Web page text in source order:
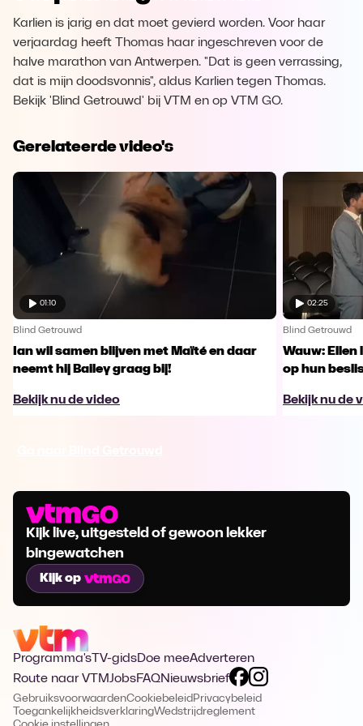
Karlien is jarig en dat moet gevierd worden. Voor haar
verjaardag heeft Thomas haar ingeschreven voor de
halve marathon van Antwerpen. "Dat is geen verrassing,
dat is mijn doodsvonnis", aldus Karlien tegen Thomas.
Bekijk 'Blind Getrouwd' bij VTM en op VTM GO.
Gerelateerde video's
01:10
Blind Getrouwd
Ian wil samen blijven met Maïté en daar
neemt hij Bailey graag bij!
Bekijk nu de video
02:25
Blind Getrouwd
Wauw:
op hun
Bekijk nu de
Kijk live, uitgesteld of gewoon lekker
bingewatchen
Kijk op
Programma's TV-gidsDoe meeAdverteren
Route naar VTMJobsFAQNieuwsbrief
GebruiksvoorwaardenCookiebeleid Privacybeleid
ToegankelijkheidsverklaringWedstrijdreglement